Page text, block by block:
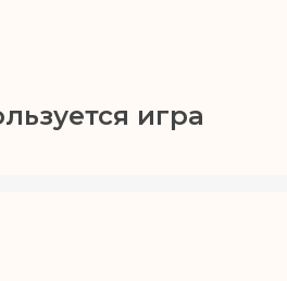
игра